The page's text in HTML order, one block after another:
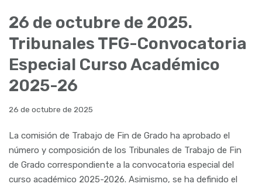
26 de octubre de 2025.
Tribunales TFG-Convocatoria
Especial Curso Académico
2025-26
26 de octubre de 2025
La comisión de Trabajo de Fin de Grado ha aprobado el
número y composición de los Tribunales de Trabajo de Fin
de Grado correspondiente a la convocatoria especial del
curso académico 2025-2026. Asimismo, se ha definido el